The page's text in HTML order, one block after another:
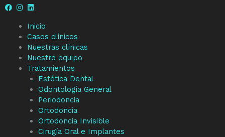
Inicio
Casos clínicos
Nuestras clínicas
Nuestro equipo
Tratamientos
Estética Dental
Odontología General
Periodoncia
Ortodoncia
Ortodoncia Invisible
Cirugía Oral e Implantes